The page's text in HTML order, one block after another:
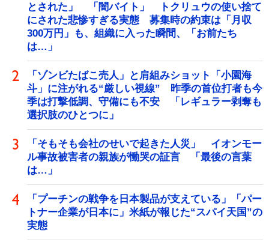
とされた」 「闇バイト」 トクリュウの使い捨て
にされた悲惨すぎる実態 募集時の約束は「月収
300万円」も、組織に入った瞬間、「お前たち
は…」
「ゾンビたばこ売人」と肩組みショット「小園海
斗」に注がれる“厳しい視線” 昨季の首位打者も今
季は打撃低調、守備にも不安 「レギュラー剥奪も
選択肢のひとつに」
「そもそも会社のせいで起きた人災」 イオンモー
ル事故被害者の親族が慟哭の証言 「最後の言葉
は…」
「プーチンの戦争を日本製品が支えている」「パー
トナー企業が日本に」米紙が報じた“スパイ天国”の
実態